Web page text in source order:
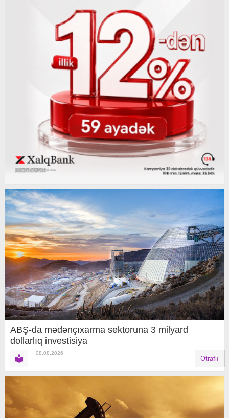
ABŞ-da mədənçıxarma sektoruna 3 milyard
dollarlıq investisiya
08.08.2026
Ətraflı